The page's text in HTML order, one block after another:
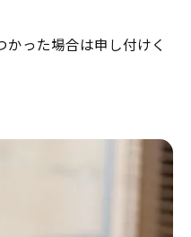
った場合は申し付けく